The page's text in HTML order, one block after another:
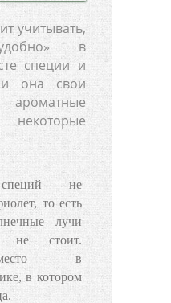
учитывать,
в
специи и
она свои
некоторые
специй не
то есть
лучи
не стоит.
место – в
, в котором